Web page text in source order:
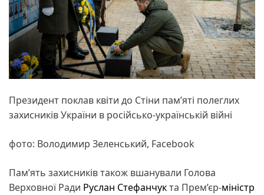
Президент поклав квіти до Стіни пам’яті полеглих
захисників України в російсько-українській війні
фото: Володимир Зеленський, Facebook
Пам’ять захисників також вшанували Голова
Верховної Ради Руслан Стефанчукта Прем’єр-міністр